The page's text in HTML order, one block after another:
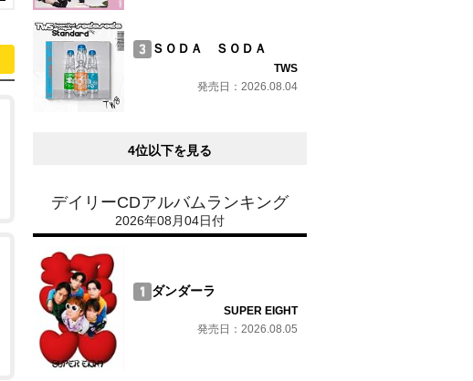
ＳＯＤＡ ＳＯＤＡ
TWS
発売日：2026.08.04
4位以下を見る
デイリーCDアルバムランキング
2026年08月04日付
ダンダーラ
SUPER EIGHT
発売日：2026.08.05